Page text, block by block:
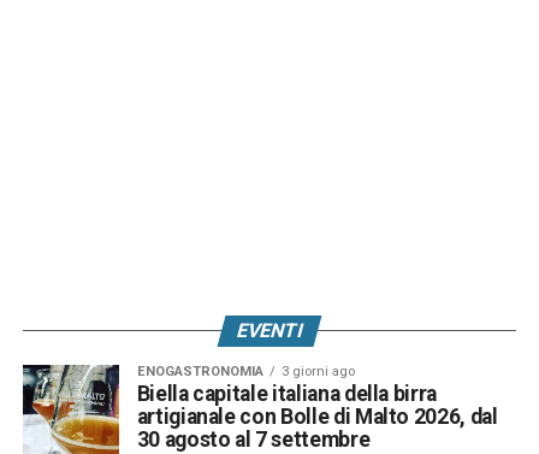
EVENTI
ENOGASTRONOMIA 3 giorni ago
Biella capitale italiana della birra
artigianale con Bolle di Malto 2026, dal
30 agosto al 7 settembre